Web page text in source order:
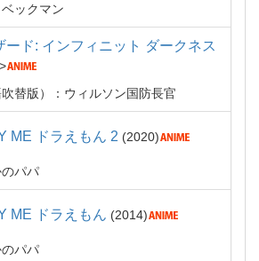
ックマン
ード: インフィニット ダークネス
替版）：ウィルソン国防長官
ME ドラえもん 2 2020
パパ
ME ドラえもん 2014
パパ